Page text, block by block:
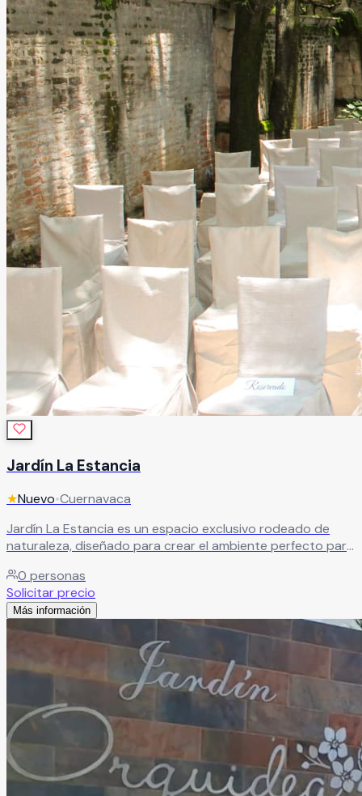
Jardín La Estancia
★Nuevo•Cuernavaca
Jardín La Estancia es un espacio exclusivo rodeado de
naturaleza, diseñado para crear el ambiente perfecto para
atmósfera elegante, tranquila y llena de encanto, este
hermoso jardín combina áreas verdes, privacidad y
espacios versátiles ideales para bodas, XV años,
aniversarios, graduaciones, eventos corporativos y
reuniones sociales.Leer más
0 personas
Solicitar precio
Más información